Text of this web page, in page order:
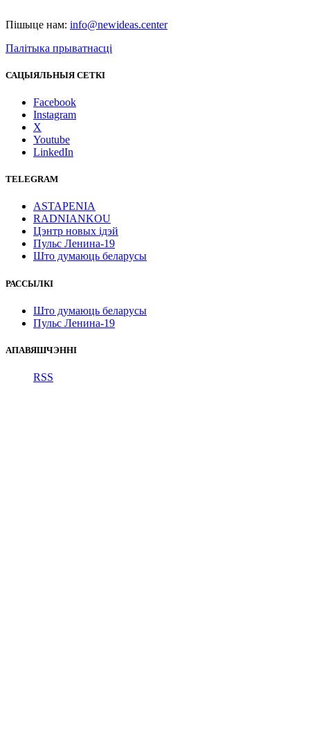
Пішыце нам: info@newideas.center
Палітыка прыватнасці
САЦЫЯЛЬНЫЯ СЕТКІ
Facebook
Instagram
X
Youtube
LinkedIn
TELEGRAM
ASTAPENIA
RADNIANKOU
Цэнтр новых ідэй
Пульс Ленина-19
Што думаюць беларусы
РАССЫЛКІ
Што думаюць беларусы
Пульс Ленина-19
АПАВЯШЧЭННІ
RSS